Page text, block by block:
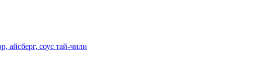
айсберг, соус тай-чили